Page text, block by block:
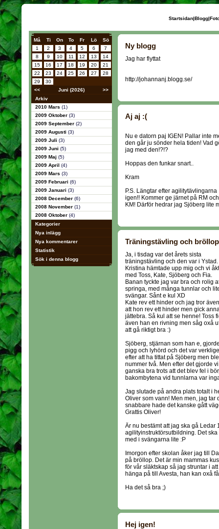
Startsidan|Blogg|
Må Ti On To Fr Lö
Sö
1
2 3 4 5 6
7
8
9 10 11 12 13
14
15
16 17 18 19 20
21
22
23 24 25 26 27
28
29
30
<<
Juni (2026)
>>
Arkiv
2010 Mars (1)
2009 Oktober (3)
2009 September (2)
2009 Augusti (3)
2009 Juli (3)
2009 Juni (5)
2009 Maj (5)
2009 April (4)
2009 Mars (3)
2009 Februari (6)
2009 Januari (3)
2008 December (6)
2008 November (1)
2008 Oktober (4)
Kategorier
Nya inlägg
Nya kommentarer
Statistik
Sök i denna blogg
Ny blogg
Jag har flyttat
http://johannanj.blogg.se/
Aj aj :(
Nu e datorn paj IGEN! Pallar inte
den går ju sönder hela tiden! Vad
jag med den!?!?
Hoppas den funkar snart..
Kram
P.S. Längtar efter agilitytävlingarna
igen!! Kommer ge järnet på RM och
KM! Därför hedrar jag Sjöberg lite
Träningstävling och bröllop
Ja, i tisdag var det årets sista
träningstävling och den var i Ystad.
Kristina hämtade upp mig och vi
med Toss, Kate, Sjöberg och Fia.
Banan tyckte jag var bra och rolig
springa, med många tunnlar och
svängar. Sånt e kul XD
Kate rev ett hinder och jag tror även
att hon rev ett hinder men gick
jättebra. Så kul att se henne! Toss
även han en rivning men såg oxå
att gå riktigt bra :)
Sjöberg, stjärnan som han e,
pigg och lyhörd och det var
efter att ha tittat på Sjöberg men
nummer två. Men efter det gjorde
ganska bra trots att det blev fel i
bakombytena vid tunnlarna var
Jag slutade på andra plats totalt i
Oliver som vann! Men men, jag tar
snabbare hade det kanske gått
Grattis Oliver!
Är nu bestämt att jag ska gå
agilityinstruktörsutbildning. Det
med i svängarna lite :P
Imorgon efter skolan åker jag till
på bröllop. Det är min mammas
för vår släktskap så jag struntar i
hänga på till Avesta, han kan oxå
Ha det så bra ;)
Hej igen!